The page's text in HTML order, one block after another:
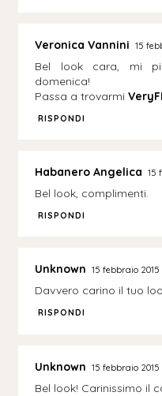
Veronica Vannini 15
Bel look cara, mi
domenica!
Passa a trovarmi
RISPONDI
Habanero Angelica 15
Bel look, complimenti.
RISPONDI
Unknown 15 febbraio 2015
Davvero carino il tuo
RISPONDI
Unknown 15 febbraio 2015
Bel look! Carinissimo il